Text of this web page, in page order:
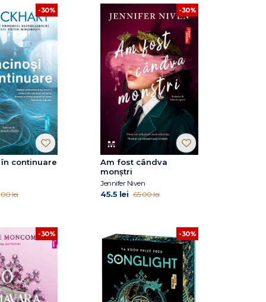
-30%
continuare
lei
-30%
Am fost cândva
monștri
Jennifer Niven
45.5 lei 65.00 lei
-30% -30%